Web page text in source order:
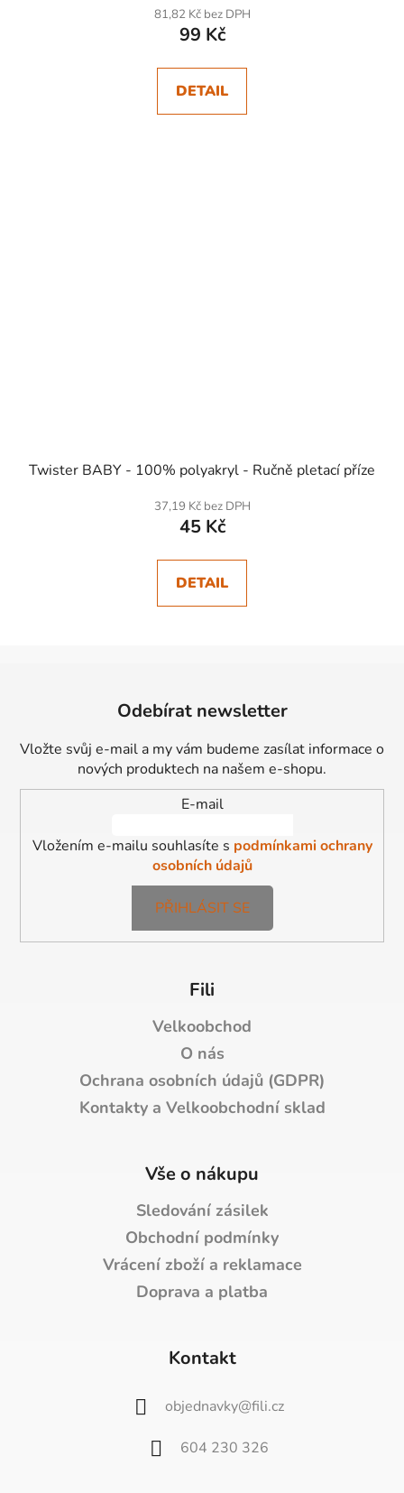
81,82 Kč bez DPH
99 Kč
DETAIL
Twister BABY - 100% polyakryl - Ručně pletací příze
37,19 Kč bez DPH
45 Kč
DETAIL
Odebírat newsletter
Vložte svůj e-mail a my vám budeme zasílat informace o
nových produktech na našem e-shopu.
E-mail
Vložením e-mailu souhlasíte s podmínkami ochrany
osobních údajů
PŘIHLÁSIT SE
Fili
Velkoobchod
O nás
Ochrana osobních údajů (GDPR)
Kontakty a Velkoobchodní sklad
Vše o nákupu
Sledování zásilek
Obchodní podmínky
Vrácení zboží a reklamace
Doprava a platba
Kontakt
objednavky@fili.cz
604 230 326